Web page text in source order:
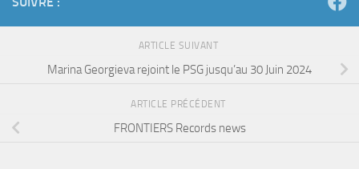
ARTICLE SUIVANT
Marina Georgieva rejoint le PSG jusqu’au 30 Juin 2024
ARTICLE PRÉCÉDENT
FRONTIERS Records news